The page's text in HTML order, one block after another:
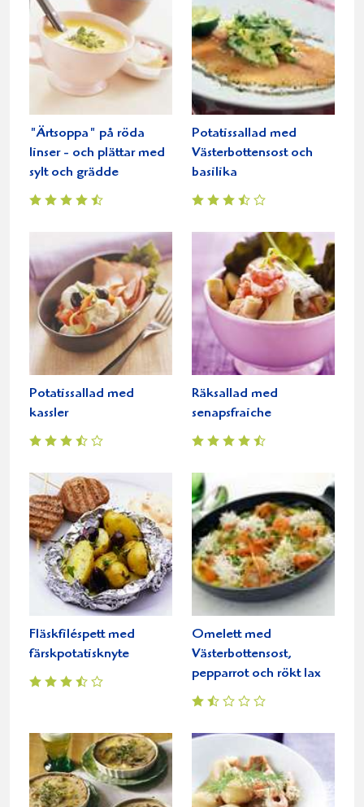
"Ärtsoppa" på röda
linser - och plättar med
sylt och grädde
Potatissallad med
Västerbottensost och
basilika
Potatissallad med
kassler
Räksallad med
senapsfraiche
Fläskfiléspett med
färskpotatisknyte
Omelett med
Västerbottensost,
pepparrot och rökt lax